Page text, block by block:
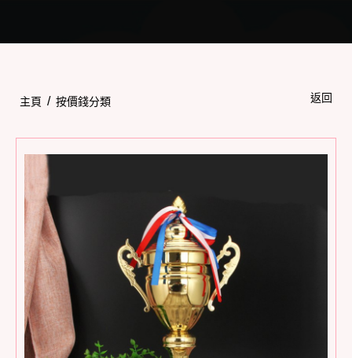
主頁 / 按價錢分類 返回